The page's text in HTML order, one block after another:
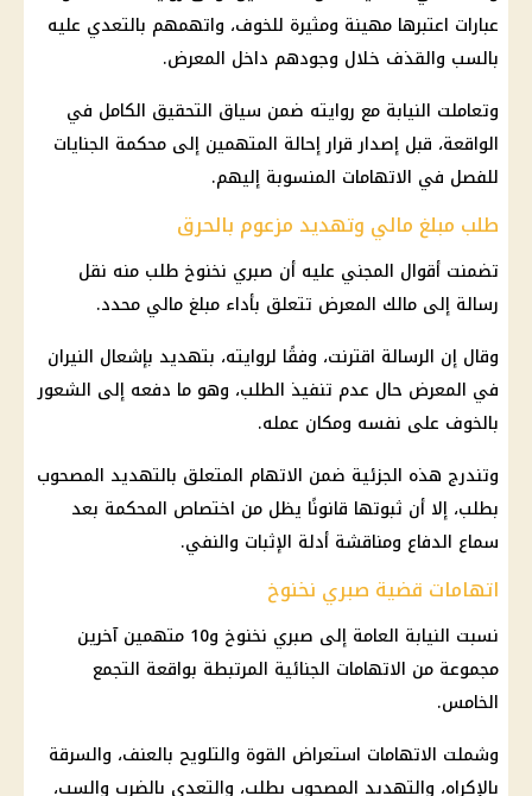
عبارات اعتبرها مهينة ومثيرة للخوف، واتهمهم بالتعدي عليه
بالسب والقذف خلال وجودهم داخل المعرض.
وتعاملت النيابة مع روايته ضمن سياق التحقيق الكامل في
الواقعة، قبل إصدار قرار إحالة المتهمين إلى محكمة الجنايات
للفصل في الاتهامات المنسوبة إليهم.
طلب مبلغ مالي وتهديد مزعوم بالحرق
تضمنت أقوال المجني عليه أن صبري نخنوخ طلب منه نقل
رسالة إلى مالك المعرض تتعلق بأداء مبلغ مالي محدد.
وقال إن الرسالة اقترنت، وفقًا لروايته، بتهديد بإشعال النيران
في المعرض حال عدم تنفيذ الطلب، وهو ما دفعه إلى الشعور
بالخوف على نفسه ومكان عمله.
وتندرج هذه الجزئية ضمن الاتهام المتعلق بالتهديد المصحوب
بطلب، إلا أن ثبوتها قانونًا يظل من اختصاص المحكمة بعد
سماع الدفاع ومناقشة أدلة الإثبات والنفي.
اتهامات قضية صبري نخنوخ
نسبت النيابة العامة إلى صبري نخنوخ
و10 متهمين آخرين
مجموعة من الاتهامات الجنائية المرتبطة بواقعة التجمع
الخامس.
وشملت الاتهامات استعراض القوة والتلويح بالعنف، والسرقة
بالإكراه، والتهديد المصحوب بطلب، والتعدي بالضرب والسب،